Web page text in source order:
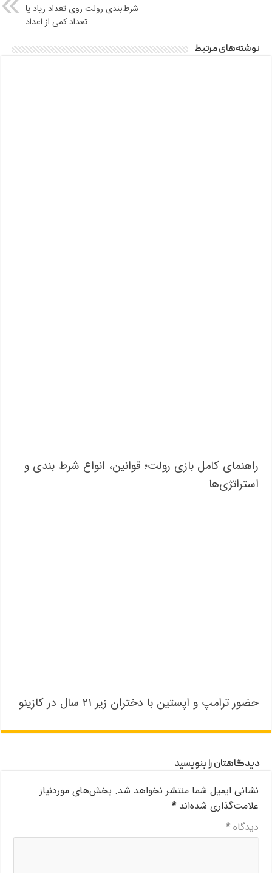
شرط‌بندی رولت روی تعداد زیاد یا
تعداد کمی از اعداد
نوشته‌های مرتبط
راهنمای کامل بازی رولت؛ قوانین، انواع شرط بندی و
استراتژی‌ها
حضور ترامپ و اپستین با دختران زیر ۲۱ سال در کازینو
دیدگاهتان را بنویسید
نشانی ایمیل شما منتشر نخواهد شد. بخش‌های موردنیاز
علامت‌گذاری شده‌اند*
دیدگاه*